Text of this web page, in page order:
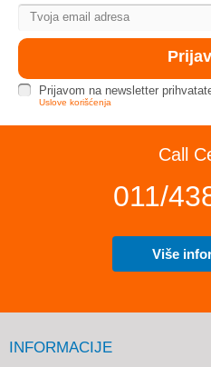
Prijavom na newsletter
Uslove korišćenja
Call
011/
Više
INFORMACIJE